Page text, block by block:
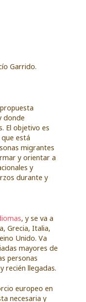
Garrido.
donde
El objetivo es
está
migrantes
y orientar a
y
durante y
, y se va a
Grecia, Italia,
Unido. Va
mayores de
personas
recién llegadas.
europeo en
necesaria y